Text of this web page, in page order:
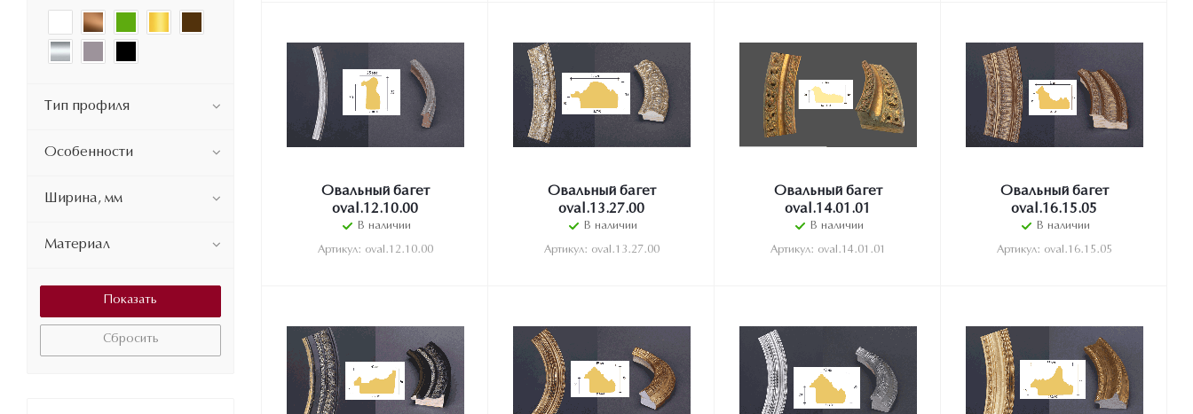
Овальный багет
oval.12.10.00
В наличии
Артикул: oval.12.10.00
Овальный багет
oval.13.27.00
В наличии
Артикул: oval.13.27.00
Овальный багет
oval.14.01.01
В наличии
Артикул: oval.14.01.01
Овальный багет
oval.16.15.05
В наличии
Артикул: oval.16.15.05
Тип профиля
Особенности
Ширина, мм
Материал
Сбросить